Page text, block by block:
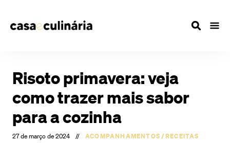
Risoto primavera: veja
como trazer mais sabor
para a cozinha
27 de março de 2024 // ACOMPANHAMENTOS/RECEITAS